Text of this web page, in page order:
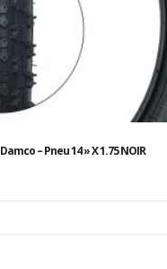
Damco – Pneu 14 » X 1.75 NOIR